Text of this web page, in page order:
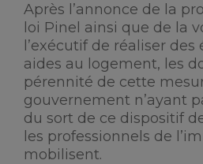
Après l’annonce de la
loi Pinel ainsi que de la
l’exécutif de réaliser
aides au logement, les
pérennité de cette
gouvernement n’ayant
du sort de ce dispositif
les professionnels de
mobilisent.